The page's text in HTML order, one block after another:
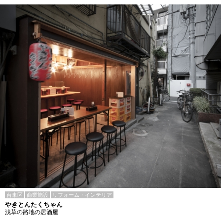
台東区 商業施設 リフォーム・インテリア
やきとんたくちゃん
浅草の路地の居酒屋